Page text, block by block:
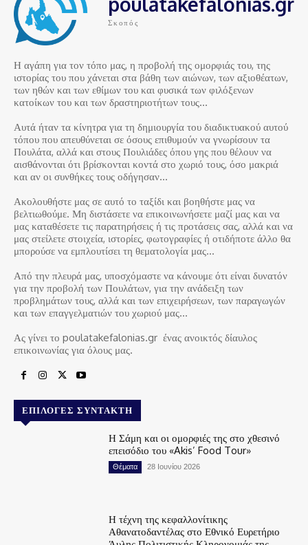
Σκοπός
Η αγάπη για τον τόπο μας, η προβολή της ομορφιάς του, της
ιστορίας του που χάνεται στα βάθη των αιώνων, των αξιοθέατων,
των ηθών και των εθίμων του και φυσικά των φιλόξενων
κατοίκων του και των δραστηριοτήτων τους…
Αυτά ήταν τα κίνητρα για τη δημιουργία του διαδικτυακού αυτού
τόπου που απευθύνεται σε όσους επιθυμούν να γνωρίσουν τα
Πουλάτα, αλλά και στους Πουλιάδες όπου γης που θέλουν να
αισθάνονται ότι βρίσκονται κοντά στο χωριό τους, όσο μακριά
και αν οι συνθήκες τους οδήγησαν…
Ακολουθήστε μας σε αυτό το ταξίδι και βοηθήστε μας να
βελτιωθούμε. Μη διστάσετε να επικοινωνήσετε μαζί μας και να
μας καταθέσετε τις παρατηρήσεις ή τις προτάσεις σας, αλλά και να
μας στείλετε στοιχεία, ιστορίες, φωτογραφίες ή οτιδήποτε άλλο θα
μπορούσε να εμπλουτίσει τη θεματολογία μας…
Από την πλευρά μας, υποσχόμαστε να κάνουμε ότι είναι δυνατόν
για την προβολή των Πουλάτων, για την ανάδειξη των
προβλημάτων τους, αλλά και των επιχειρήσεων, των παραγωγών
και των επαγγελματιών του χωριού μας…
Ας γίνει το poulatakefalonias.gr ένας ανοικτός δίαυλος
επικοινωνίας για όλους μας.
ΕΠΙΛΟΓΈΣ ΣΥΝΤΆΚΤΗ
Η Σάμη και οι ομορφιές της στο χθεσινό
επεισόδιο του «Akis’ Food Tour»
Θέματα 28 Ιουνίου 2026
Η τέχνη της κεφαλλονίτικης
Αθανατοδαντέλας στο Εθνικό Ευρετήριο